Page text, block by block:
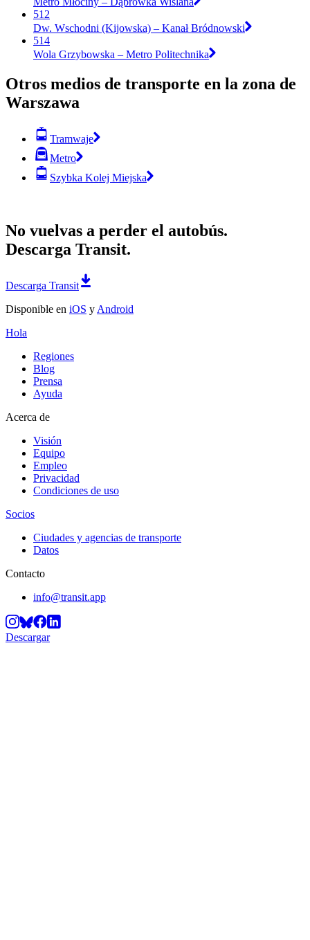
512
Dw. Wschodni (Kijowska) – Kanał Bródnowski
514
Wola Grzybowska – Metro Politechnika
Otros medios de transporte en la zona de
Warszawa
Tramwaje
Metro
Szybka Kolej Miejska
No vuelvas a perder el autobús.
Descarga Transit.
Descarga Transit
Disponible en iOS y Android
Hola
Regiones
Blog
Prensa
Ayuda
Acerca de
Visión
Equipo
Empleo
Privacidad
Condiciones de uso
Socios
Ciudades y agencias de transporte
Datos
Contacto
info@transit.app
Descargar